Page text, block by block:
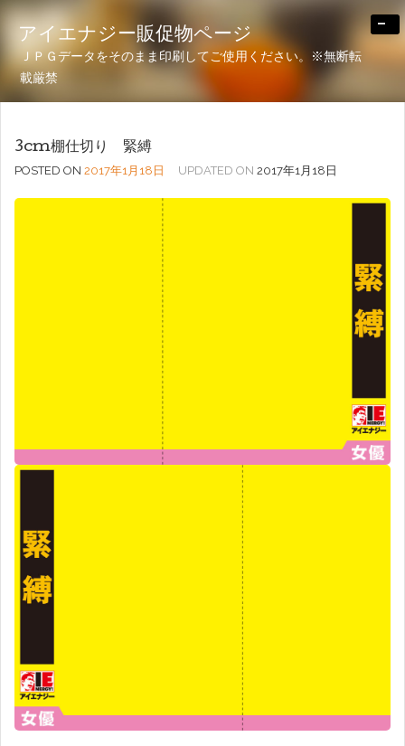
アイエナジー販促物ページ
ＪＰＧデータをそのまま印刷してご使用ください。※無断転
載厳禁
-
3cm棚仕切り 緊縛
POSTED ON 2017年1月18日 UPDATED ON 2017年1月18日